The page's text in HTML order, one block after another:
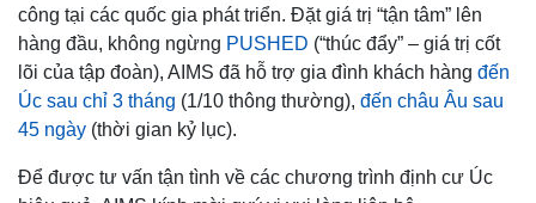
công tại các quốc gia phát triển. Đặt giá trị “tận tâm” lên
hàng đầu, không ngừng PUSHED (“thúc đẩy” – giá trị cốt
lõi của tập đoàn), AIMS đã hỗ trợ gia đình khách hàng đến
Úc sau chỉ 3 tháng (1/10 thông thường), đến châu Âu sau
45 ngày (thời gian kỷ lục).
Để được tư vấn tận tình về các chương trình định cư Úc